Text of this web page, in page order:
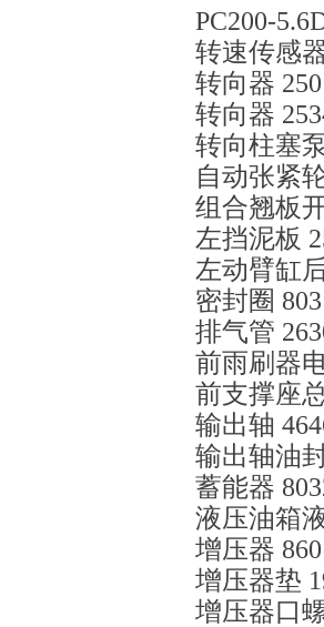
PC200-
转速传感
转向器
转向器
转向柱塞
自动张紧
组合翘板
左挡泥板
左动臂缸
密封圈
排气管
前雨刷器
前支撑座
输出轴
输出轴油
蓄能器
液压油箱
增压器
增压器垫
增压器口